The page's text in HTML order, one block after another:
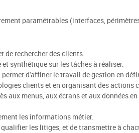
paramétrables (interfaces,
de rechercher des clients.
synthétique sur les tâches à réaliser.
d'affiner le travail de gestion en
clients et en organisant des actions
aux menus, aux écrans et aux données en
les informations métier.
les litiges, et de transmettre à